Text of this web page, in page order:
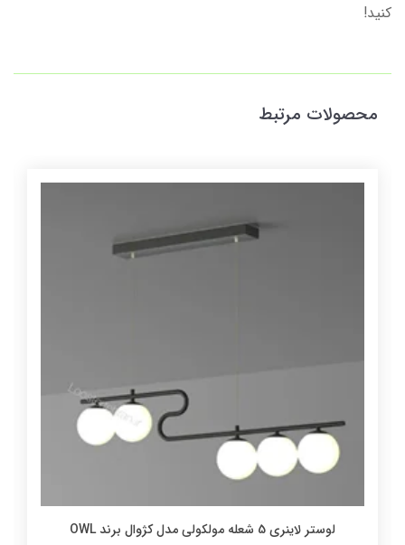
کنید!
محصولات مرتبط
لوستر لاینری 5 شعله مولکولی مدل کژوال برند OWL